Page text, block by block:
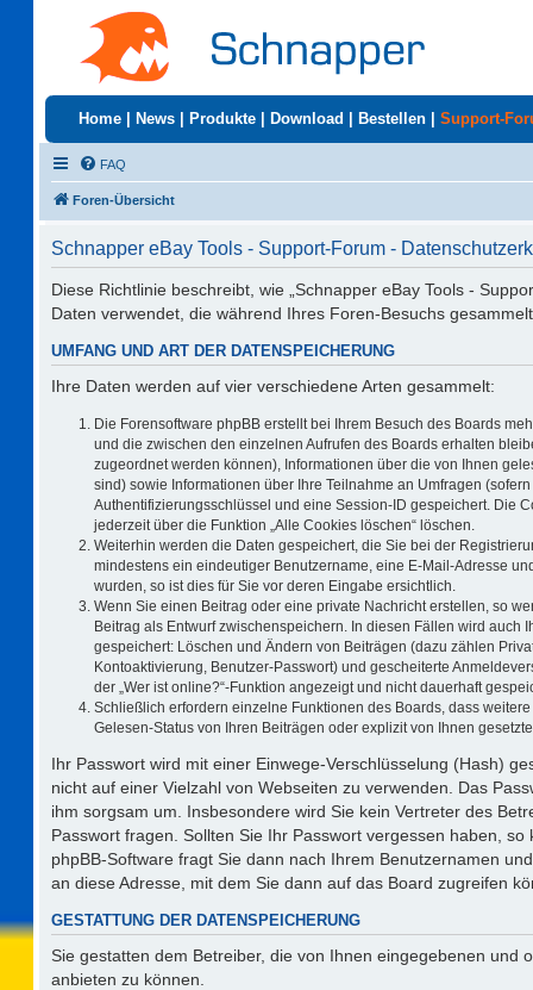
Home News Produkte Download Bestellen Support-
FAQ
Foren-Übersicht
Schnapper eBay Tools - Support-Forum -
Diese Richtlinie beschreibt, wie „Schnapper eBay Tools -
Daten verwendet, die während Ihres Foren-Besuchs
UMFANG UND ART DER DATENSPEICHERUNG
Ihre Daten werden auf vier verschiedene Arten gesammelt:
Die Forensoftware phpBB erstellt bei Ihrem Besuch des Boards
und die zwischen den einzelnen Aufrufen des Boards erhalten
zugeordnet werden können), Informationen über die von Ihnen
sind) sowie Informationen über Ihre Teilnahme an Umfragen
Authentifizierungsschlüssel und eine Session-ID gespeichert. Die
jederzeit über die Funktion „Alle Cookies löschen“ löschen.
Weiterhin werden die Daten gespeichert, die Sie bei der
mindestens ein eindeutiger Benutzername, eine E-Mail-Adresse
wurden, so ist dies für Sie vor deren Eingabe ersichtlich.
Wenn Sie einen Beitrag oder eine private Nachricht erstellen, so
Beitrag als Entwurf zwischenspeichern. In diesen Fällen wird
gespeichert: Löschen und Ändern von Beiträgen (dazu zählen
Kontoaktivierung, Benutzer-Passwort) und gescheiterte
der „Wer ist online?“-Funktion angezeigt und nicht dauerhaft
Schließlich erfordern einzelne Funktionen des Boards, dass
Gelesen-Status von Ihren Beiträgen oder explizit von Ihnen
Ihr Passwort wird mit einer Einwege-Verschlüsselung (Hash)
nicht auf einer Vielzahl von Webseiten zu verwenden. Das
ihm sorgsam um. Insbesondere wird Sie kein Vertreter des
Passwort fragen. Sollten Sie Ihr Passwort vergessen haben,
phpBB-Software fragt Sie dann nach Ihrem Benutzernamen
an diese Adresse, mit dem Sie dann auf das Board zugreifen
GESTATTUNG DER DATENSPEICHERUNG
Sie gestatten dem Betreiber, die von Ihnen eingegebenen
anbieten zu können.